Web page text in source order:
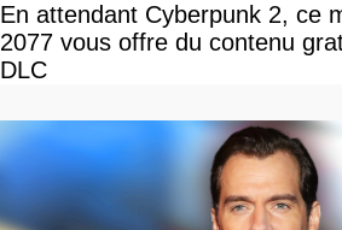
En attendant Cyberpunk 2, ce
2077 vous offre du contenu
DLC